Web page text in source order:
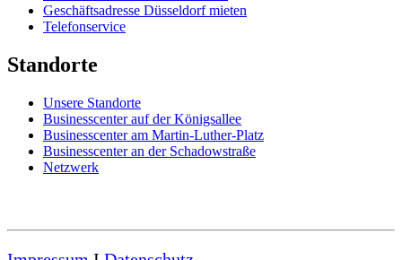
Geschäftsadresse Düsseldorf mieten
Telefonservice
Standorte
Unsere Standorte
Businesscenter auf der Königsallee
Businesscenter am Martin-Luther-Platz
Businesscenter an der Schadowstraße
Netzwerk